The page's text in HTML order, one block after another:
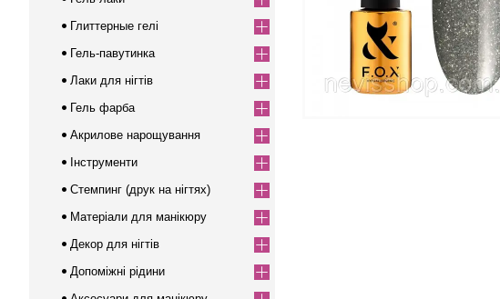
Глиттерные гелі
Гель-павутинка
Лаки для нігтів
Гель фарба
Акрилове нарощування
Інструменти
Стемпинг (друк на нігтях)
Матеріали для манікюру
Декор для нігтів
Допоміжні рідини